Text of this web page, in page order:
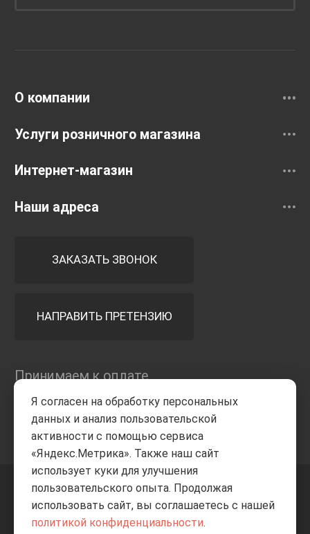
О компании
Услуги розничного магазина
Интернет-магазин
Наши адреса
ЗАКАЗАТЬ ЗВОНОК
НАПРАВИТЬ ПРЕТЕНЗИЮ
Принимаем к оплате
+7 8332205-805 ВВЕРХ
Я согласен на обработку персональных
данных и анализ пользовательской
активности с помощью сервиса
«Яндекс.Метрика». Также наш сайт
использует куки для улучшения
пользовательского опыта. Продолжая
использовать сайт, вы соглашаетесь с нашей
политикой конфиденциальности.